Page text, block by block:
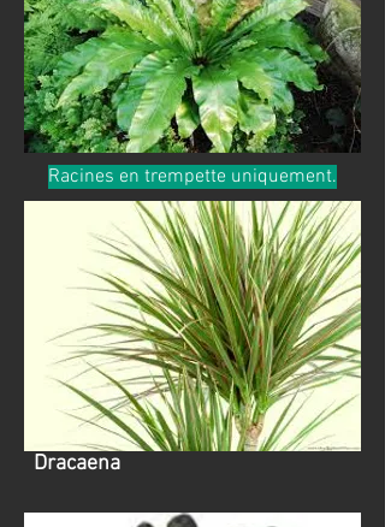
Racines en trempette uniquement.
Dracaena